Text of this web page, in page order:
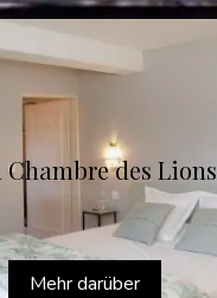
Chambre des Lions
Mehr darüber